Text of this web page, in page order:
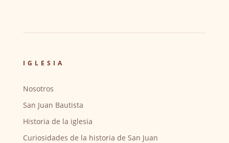
IGLESIA
Nosotros
San Juan Bautista
Historia de la iglesia
Curiosidades de la historia de San Juan